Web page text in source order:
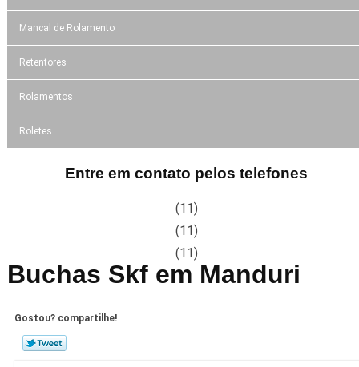
Mancal de Rolamento
Retentores
Rolamentos
Roletes
Entre em contato pelos telefones
(11)
(11)
(11)
Buchas Skf em Manduri
Gostou? compartilhe!